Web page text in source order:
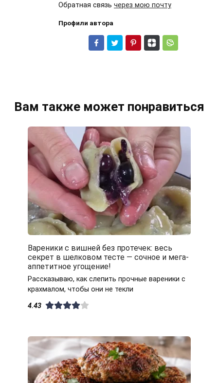
Обратная связь через мою почту
Профили автора
Вам также может понравиться
Вареники с вишней без протечек: весь
секрет в шелковом тесте — сочное и мега-
аппетитное угощение!
Рассказываю, как слепить прочные вареники с
крахмалом, чтобы они не текли
4.43